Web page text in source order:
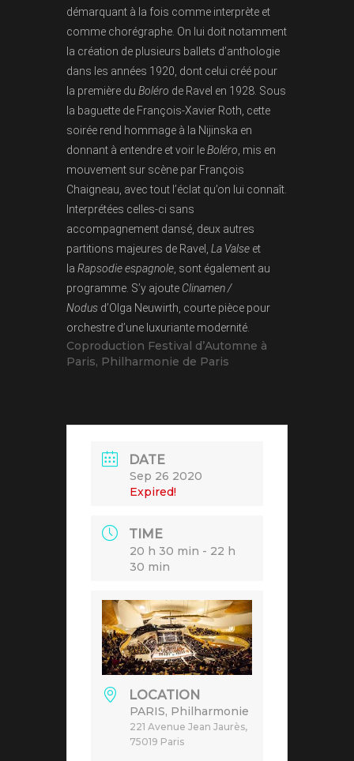
démarquant à la fois comme interprète et
comme chorégraphe. On lui doit notamment
la création de plusieurs ballets d’anthologie
dans les années 1920, dont celui créé pour
la première du Boléro de Ravel en 1928. Sous
la baguette de François-Xavier Roth, cette
soirée rend hommage à la Nijinska en
donnant à entendre et voir leBoléro , mis en
mouvement sur scène par François
Chaigneau, avec tout l’éclat qu’on lui connaît.
Interprétées celles-ci sans
accompagnement dansé, deux autres
partitions majeures de Ravel, La Valse et
la Rapsodie espagnole , sont également au
programme. S’y ajoute Clinamen /
Nodus d’Olga Neuwirth, courte pièce pour
orchestre d’une luxuriante modernité.
Coproduction Festival d’Automne à
Paris, Philharmonie de Paris
DATE
Sep 26 2020
Expired!
TIME
20 h 30 min - 22 h
30 min
LOCATION
PARIS, Philharmonie
221 Avenue Jean Jaurès,
75019 Paris